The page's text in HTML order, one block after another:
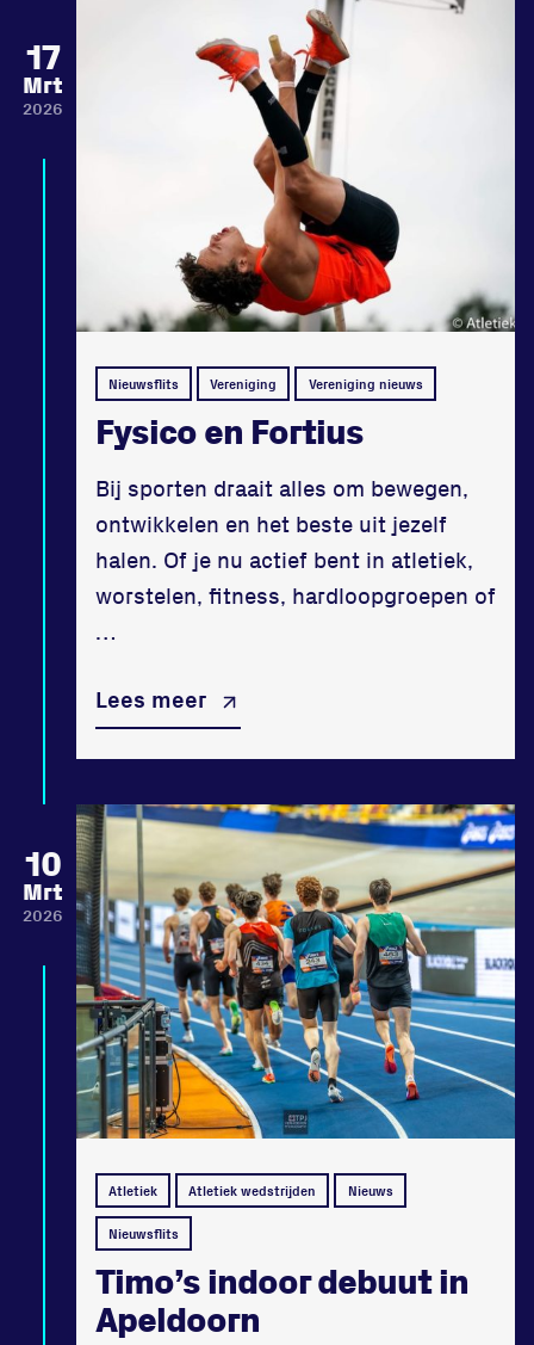
17
Mrt
2026
Nieuwsflits Vereniging Vereniging nieuws
Fysico en Fortius
Bij sporten draait alles om bewegen,
ontwikkelen en het beste uit jezelf
halen. Of je nu actief bent in atletiek,
worstelen, fitness, hardloopgroepen of
…
Lees meer
10
Mrt
2026
Atletiek Atletiek wedstrijden Nieuws
Nieuwsflits
Timo’s indoor debuut in
Apeldoorn